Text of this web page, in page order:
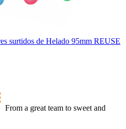
surtidos de Helado 95mm REUSE
From a great team to sweet and